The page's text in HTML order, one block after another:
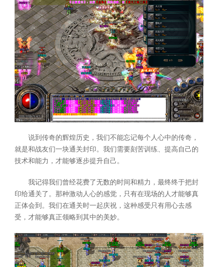
说到传奇的辉煌历史，我们不能忘记每个人心中的传奇，
就是和战友们一块通关封印。我们需要刻苦训练、提高自己的
技术和能力，才能够逐步提升自己。
我记得我们曾经花费了无数的时间和精力，最终终于把封
印给通关了。那种激动人心的感觉，只有在现场的人才能够真
正体会到。我们在通关时一起庆祝，这种感受只有用心去感
受，才能够真正领略到其中的美妙。